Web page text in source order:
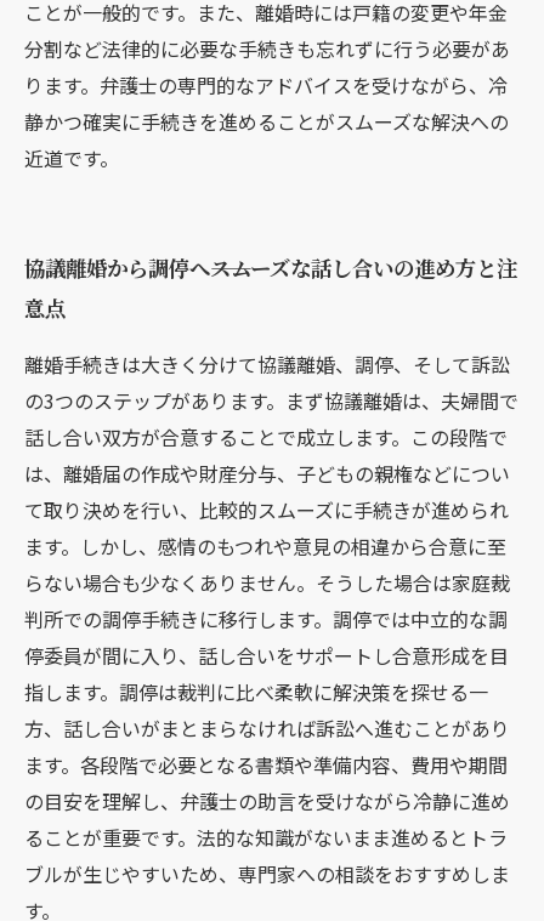
ことが一般的です。また、離婚時には戸籍の変更や年金
分割など法律的に必要な手続きも忘れずに行う必要があ
ります。弁護士の専門的なアドバイスを受けながら、冷
静かつ確実に手続きを進めることがスムーズな解決への
近道です。
協議離婚から調停へ――スムーズな話し合いの進め方と注
意点
離婚手続きは大きく分けて協議離婚、調停、そして訴訟
の3つのステップがあります。まず協議離婚は、夫婦間で
話し合い双方が合意することで成立します。この段階で
は、離婚届の作成や財産分与、子どもの親権などについ
て取り決めを行い、比較的スムーズに手続きが進められ
ます。しかし、感情のもつれや意見の相違から合意に至
らない場合も少なくありません。そうした場合は家庭裁
判所での調停手続きに移行します。調停では中立的な調
停委員が間に入り、話し合いをサポートし合意形成を目
指します。調停は裁判に比べ柔軟に解決策を探せる一
方、話し合いがまとまらなければ訴訟へ進むことがあり
ます。各段階で必要となる書類や準備内容、費用や期間
の目安を理解し、弁護士の助言を受けながら冷静に進め
ることが重要です。法的な知識がないまま進めるとトラ
ブルが生じやすいため、専門家への相談をおすすめしま
す。